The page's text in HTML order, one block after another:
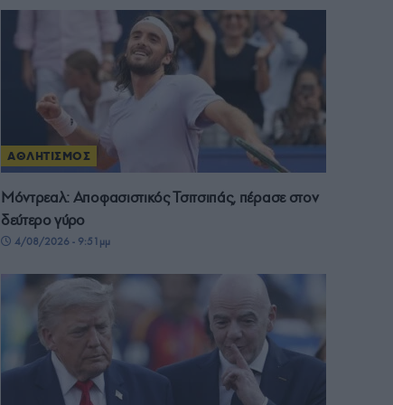
ΑΘΛΗΤΙΣΜΟΣ
Μόντρεαλ: Αποφασιστικός Τσιτσιπάς, πέρασε στον
δεύτερο γύρο
4/08/2026 - 9:51μμ